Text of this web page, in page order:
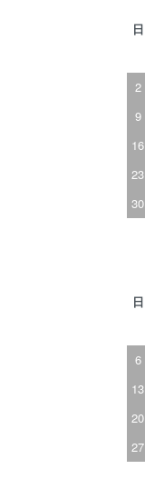
日
2
9
16
23
30
日
6
13
20
27